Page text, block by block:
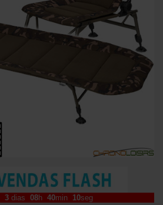
3 dias 08h 40min 08seg